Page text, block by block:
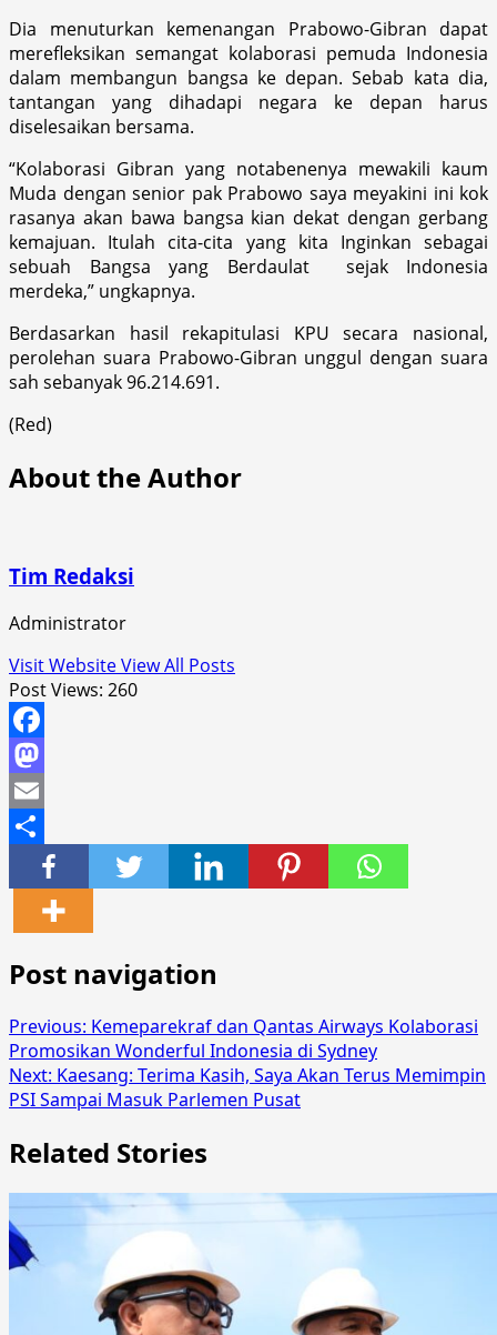
Dia menuturkan kemenangan Prabowo-Gibran dapat
merefleksikan semangat kolaborasi pemuda Indonesia
dalam membangun bangsa ke depan. Sebab kata dia,
tantangan yang dihadapi negara ke depan harus
diselesaikan bersama.
“Kolaborasi Gibran yang notabenenya mewakili kaum
Muda dengan senior pak Prabowo saya meyakini ini kok
rasanya akan bawa bangsa kian dekat dengan gerbang
kemajuan. Itulah cita-cita yang kita Inginkan sebagai
sebuah Bangsa yang Berdaulat sejak Indonesia
merdeka,” ungkapnya.
Berdasarkan hasil rekapitulasi KPU secara nasional,
perolehan suara Prabowo-Gibran unggul dengan suara
sah sebanyak 96.214.691.
(Red)
About the Author
Tim Redaksi
Administrator
Visit WebsiteView All Posts
Post Views: 260
Facebook
Mastodon
Email
Share
Post navigation
Previous: Kemeparekraf dan Qantas Airways Kolaborasi
Promosikan Wonderful Indonesia di Sydney
Next: Kaesang: Terima Kasih, Saya Akan Terus Memimpin
PSI Sampai Masuk Parlemen Pusat
Related Stories